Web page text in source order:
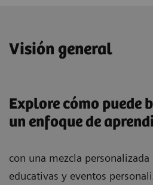
Visión general
Explore cómo puede
un enfoque de
con una mezcla
educativas y eventos